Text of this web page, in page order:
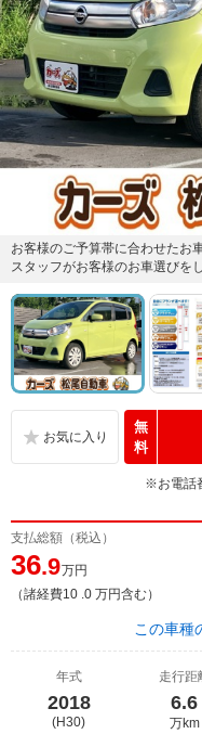
お客様のご予算帯に合わせたお
スタッフがお客様のお車選びを
無
料
※お電話
支払総額（税込）
36.9万円
（諸経費10 .0 万円含む）
この車種
年式
2018
(H30)
走行距
6.6
万km